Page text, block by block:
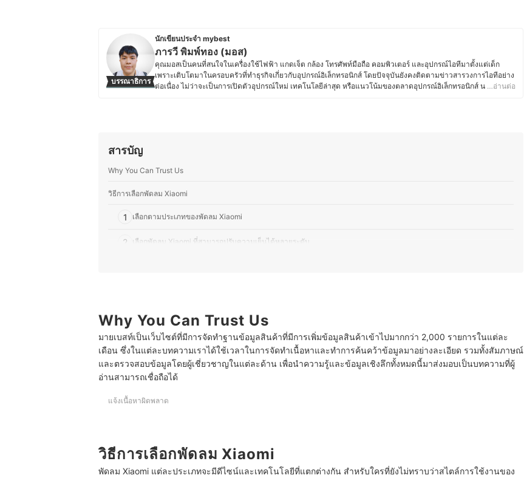
บรรณาธิการ
นักเขียนประจำ mybest
ภารวี พิมพ์ทอง (มอส)
คุณมอสเป็นคนที่สนใจในเครื่องใช้ไฟฟ้า แกดเจ็ต กล้อง โทรศัพท์มือถือ คอมพิวเตอร์ และอุปกรณ์ไอทีมาตั้งแต่เด็ก
เพราะเติบโตมาในครอบครัวที่ทำธุรกิจเกี่ยวกับอุปกรณ์อิเล็กทรอนิกส์ โดยปัจจุบันยังคงติดตามข่าวสารวงการไอทีอย่าง
ต่อเนื่อง ไม่ว่าจะเป็นการเปิดตัวอุปกรณ์ใหม่ เทคโนโลยีล่าสุด หรือแนวโน้มของตลาดอุปกรณ์อิเล็กทรอนิกส์ นอกจาก
…อ่านต่อ
สารบัญ
Why You Can Trust Us
วิธีการเลือกพัดลม Xiaomi
1 เลือกตามประเภทของพัดลม Xiaomi
2 เลือกพัดลม Xiaomi ที่สามารถปรับความเย็นได้หลายระดับ
10 อันดับ พัดลม Xiaomi รุ่นไหนดี พกพาได้ พร้อมแบบไร้สาย ไร้ใบพัด
บทส่งท้าย
Why You Can Trust Us
มายเบสท์เป็นเว็บไซต์ที่มีการจัดทำฐานข้อมูลสินค้าที่มีการเพิ่มข้อมูลสินค้าเข้าไปมากกว่า 2,000 รายการในแต่ละ
เดือน ซึ่งในแต่ละบทความเราได้ใช้เวลาในการจัดทำเนื้อหาและทำการค้นคว้าข้อมูลมาอย่างละเอียด รวมทั้งสัมภาษณ์
และตรวจสอบข้อมูลโดยผู้เชี่ยวชาญในแต่ละด้าน เพื่อนำความรู้และข้อมูลเชิงลึกทั้งหมดนี้มาส่งมอบเป็นบทความที่ผู้
อ่านสามารถเชื่อถือได้
แจ้งเนื้อหาผิดพลาด
วิธีการเลือกพัดลม Xiaomi
พัดลม Xiaomi แต่ละประเภทจะมีดีไซน์และเทคโนโลยีที่แตกต่างกัน สำหรับใครที่ยังไม่ทราบว่าสไตล์การใช้งานของ